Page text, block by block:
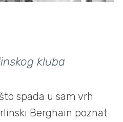
kluba
spada u sam vrh
Berghain poznat